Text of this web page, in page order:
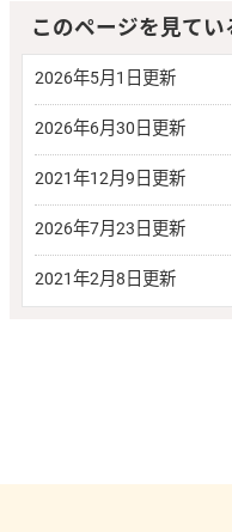
このページを見てい
2026年5月1日更新
2026年6月30日更新
2021年12月9日更新
2026年7月23日更新
2021年2月8日更新